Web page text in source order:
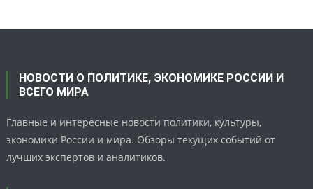
НОВОСТИ О ПОЛИТИКЕ, ЭКОНОМИКЕ РОССИИ И
ВСЕГО МИРА
Главные и интересные новости политики, культуры,
экономики России и мира. Обзоры текущих событий от
лучших экспертов и аналитиков.